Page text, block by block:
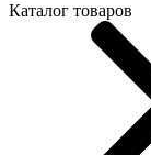
Каталог товаров